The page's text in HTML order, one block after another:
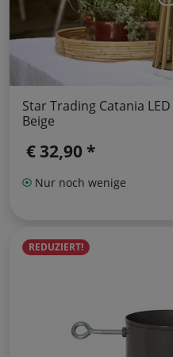
Star Trading Catania
Beige
€ 32,90 *
Nur noch wenige
REDUZIERT!